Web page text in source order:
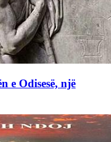
e Odisesë, një